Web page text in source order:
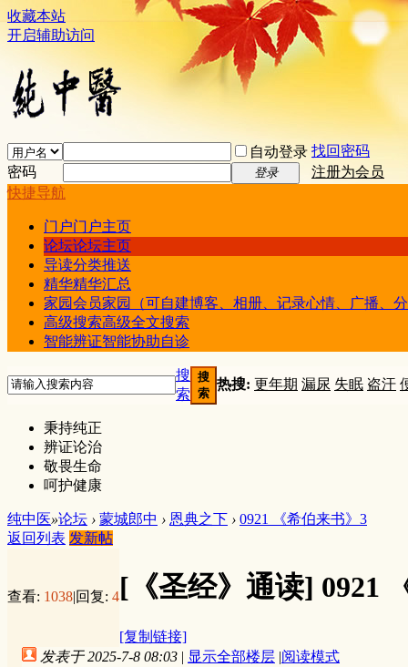
收藏本站
开启辅助访问
自动登录 找回密码
密码
登录
注册为会员
快捷导航
门户门户主页
论坛论坛主页
导读分类推送
精华精华汇总
家园会员家园（可自建博客、相册、记录心情、广播、
高级搜索高级全文搜索
智能辨证智能协助自诊
搜
索
搜
索
热搜: 更年期 漏尿 失眠 盗汗
秉持纯正
辨证论治
敬畏生命
呵护健康
纯中医»论坛 › 蒙城郎中 › 恩典之下 › 0921 《希伯来书》3
返回列表 发新帖
查看: 1038|回复: 4[《圣经》通读] 0921
[复制链接]
发表于 2025-7-8 08:03 | 显示全部楼层 |阅读模式